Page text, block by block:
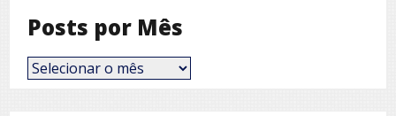
Posts por Mês
Posts
por